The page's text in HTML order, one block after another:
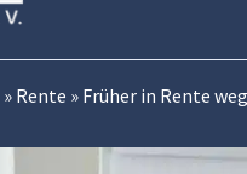
» Rente » Früher in Rente